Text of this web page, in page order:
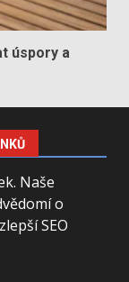
úspory a
Naše
o
SEO